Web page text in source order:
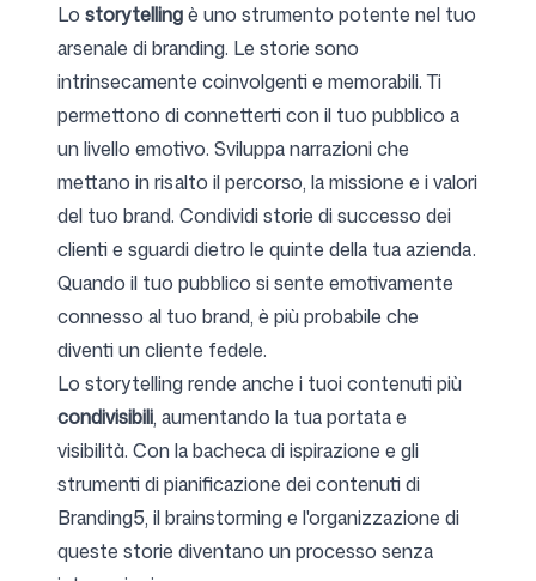
Lo storytellingè uno strumento potente nel tuo
arsenale di branding. Le storie sono
intrinsecamente coinvolgenti e memorabili. Ti
permettono di connetterti con il tuo pubblico a
un livello emotivo. Sviluppa narrazioni che
mettano in risalto il percorso, la missione e i valori
del tuo brand. Condividi storie di successo dei
clienti e sguardi dietro le quinte della tua azienda.
Quando il tuo pubblico si sente emotivamente
connesso al tuo brand, è più probabile che
diventi un cliente fedele.
Lo storytelling rende anche i tuoi contenuti più
condivisibili, aumentando la tua portata e
visibilità. Con la bacheca di ispirazione e gli
strumenti di pianificazione dei contenuti di
Branding5, il brainstorming e l'organizzazione di
queste storie diventano un processo senza